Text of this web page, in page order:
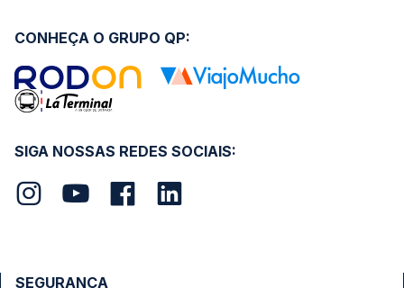
SIGA NOSSAS REDES SOCIAIS:
CONHEÇA O GRUPO QP:
SEGURANÇA